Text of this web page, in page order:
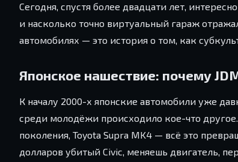
Сегодня, спустя более двадцати лет,
и насколько точно виртуальный гараж
автомобилях — это история о том, как
Японское нашествие: почему
К началу 2000-х японские автомобили уже
среди молодёжи происходило кое-что
поколения, Toyota Supra MK4 — всё это
долларов убитый Civic, меняешь двигатель,